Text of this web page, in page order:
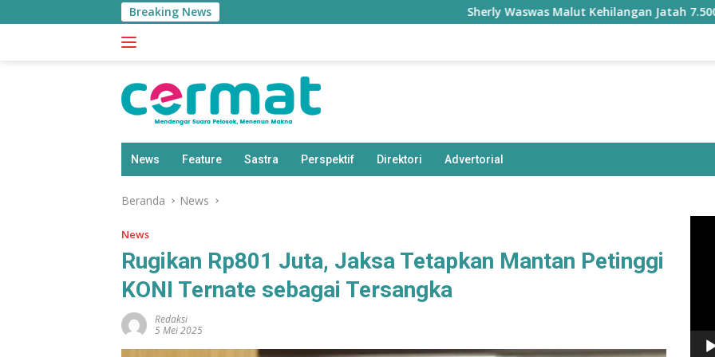
ke
Breaking News Sherly Waswas Malut Kehilangan Jatah 7.500
News Feature Sastra Perspektif Direktori Advertorial
Beranda News
News
Rugikan Rp801 Juta, Jaksa Tetapkan Mantan Petinggi
KONI Ternate sebagai Tersangka
Redaksi
5 Mei 2025